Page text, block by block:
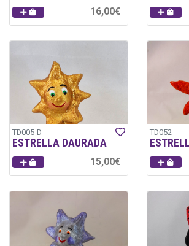
16,00€
TD005-D
ESTRELLA DAURADA
15,00€
TD052